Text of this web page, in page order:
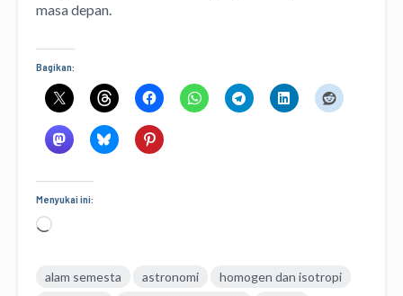
masa depan.
Bagikan:
Menyukai ini:
Memuat...
alam semesta astronomi
homogen dan isotropi